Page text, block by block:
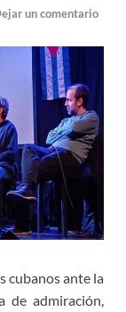
un comentario
cubanos ante la
de admiración,